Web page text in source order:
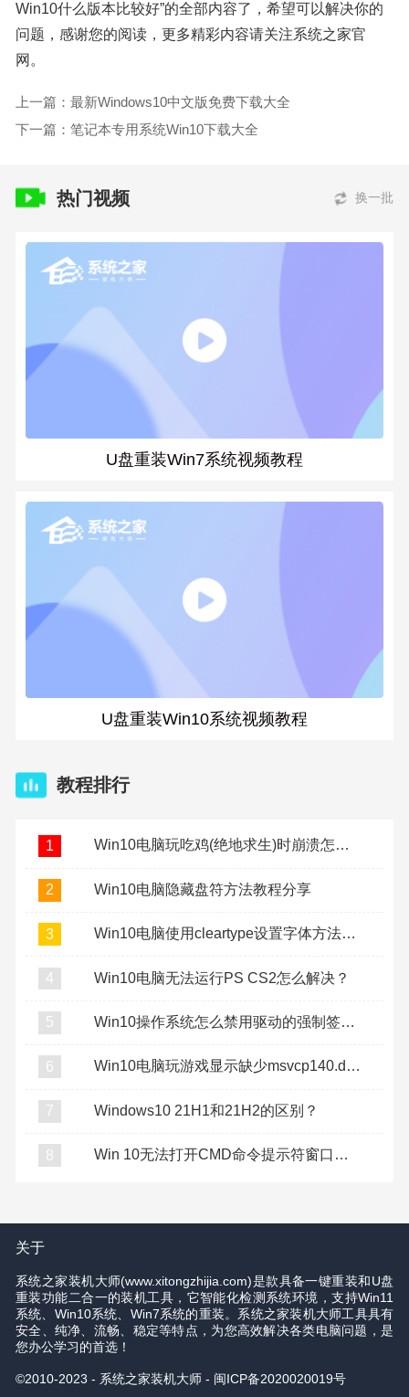
Win10什么版本比较好”的全部内容了，希望可以解决你的
问题，感谢您的阅读，更多精彩内容请关注系统之家官
网。
上一篇：最新Windows10中文版免费下载大全
下一篇：笔记本专用系统Win10下载大全
热门视频 换一批
U盘重装Win7系统视频教程
U盘重装Win10系统视频教程
教程排行
1 Win10电脑玩吃鸡(绝地求生)时崩溃怎么办？
2 Win10电脑隐藏盘符方法教程分享
3 Win10电脑使用cleartype设置字体方法教程
4 Win10电脑无法运行PS CS2怎么解决？
5 Win10操作系统怎么禁用驱动的强制签名？
6 Win10电脑玩游戏显示缺少msvcp140.dll怎么办？
7 Windows10 21H1和21H2的区别？
8 Win 10无法打开CMD命令提示符窗口怎么办？
关于
系统之家装机大师(www.xitongzhijia.com)是款具备一键重装和U盘
重装功能二合一的装机工具，它智能化检测系统环境，支持Win11
系统、Win10系统、Win7系统的重装。系统之家装机大师工具具有
安全、纯净、流畅、稳定等特点，为您高效解决各类电脑问题，是
您办公学习的首选！
©2010-2023 - 系统之家装机大师 - 闽ICP备2020020019号